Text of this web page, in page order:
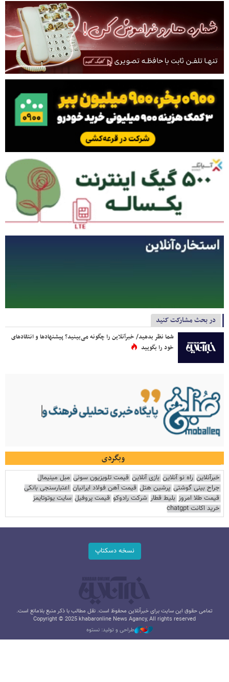
در بحث مشارکت کنید
شما نظر بدهید/ خبرآنلاین را چگونه می‌بینید؟ پیشنهادها و انتقادهای
خود را بگویید
وبگردی
خبرآنلاین راه نو آنلاین بازی آنلاین قیمت تلویزیون سونی مبل مینیمال
جراح بینی گوشتی پرشین هتل قیمت آهن فولاد ایرانیان اعتبارسنجی بانکی
قیمت طلا امروز بلیط قطار شرکت رادوکو قیمت پروفیل سایت یوتوتایمز
خرید اکانت chatgpt
نسخه دسکتاپ
تمامی حقوق این سایت برای خبرآنلاین محفوظ است. نقل مطالب با ذکر منبع بلامانع است.
Copyright © 2025 khabaronline News Agancy, All rights reserved
طراحی و تولید: نستوه